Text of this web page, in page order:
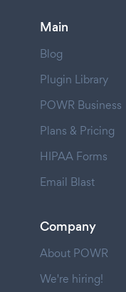
Main
Blog
Plugin Library
POWR Business
Plans & Pricing
HIPAA Forms
Email Blast
Company
About POWR
We're hiring!